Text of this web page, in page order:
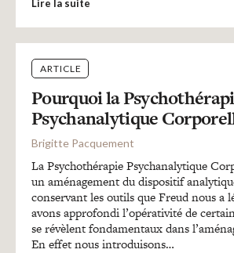
Lire la suite
ARTICLE
Pourquoi la
Psychanalytique
Brigitte Pacquement
La Psychothérapie Psychanalytique
un aménagement du dispositif
conservant les outils que Freud nous a
avons approfondi l’opérativité de
se révèlent fondamentaux dans
En effet nous introduisons…